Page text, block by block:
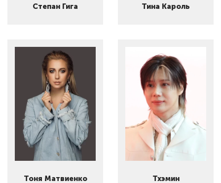
Степан Гига Тина Кароль
Тоня Матвиенко Тхэмин